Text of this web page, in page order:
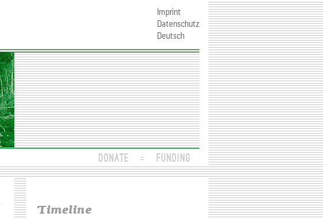
DONATE FUNDING
Imprint
Datenschutz
Deutsch
Timeline